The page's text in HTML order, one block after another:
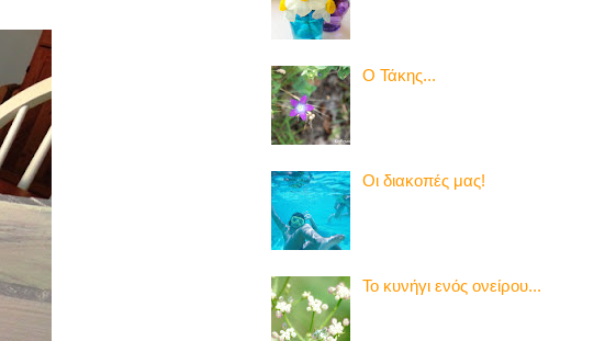
Ο Τάκης...
Οι διακοπές μας!
Το κυνήγι ενός ονείρου...